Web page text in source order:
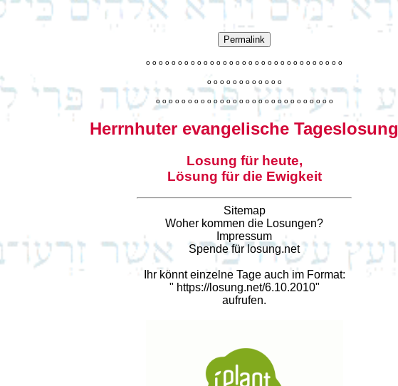
Permalink
o o o o o o o o o o o o o o o o o o o o o o o o o o o o o o o
o o o o o o o o o o o o
o o o o o o o o o o o o o o o o o o o o o o o o o o o o
Herrnhuter evangelische Tageslosung
Losung für heute,
Lösung für die Ewigkeit
Sitemap
Woher kommen die Losungen?
Impressum
Spende für losung.net
Ihr könnt einzelne Tage auch im Format:
" https://losung.net/6.10.2010"
aufrufen.